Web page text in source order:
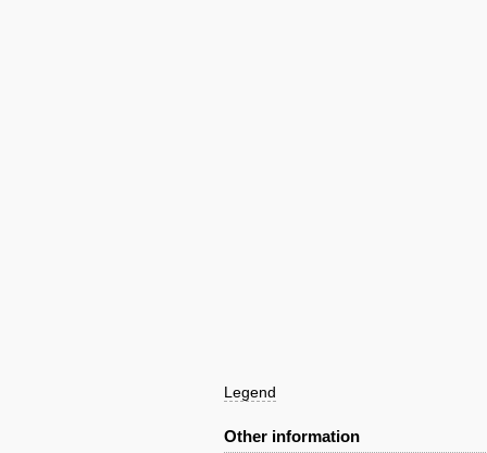
Legend
Other information